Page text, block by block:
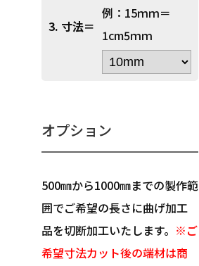
3. 寸法＝
例：15ｍｍ＝
1cm5ｍｍ
オプション
500㎜から1000㎜までの製作範
囲でご希望の長さに曲げ加工
品を切断加工いたします。 ※ご
希望寸法カット後の端材は商